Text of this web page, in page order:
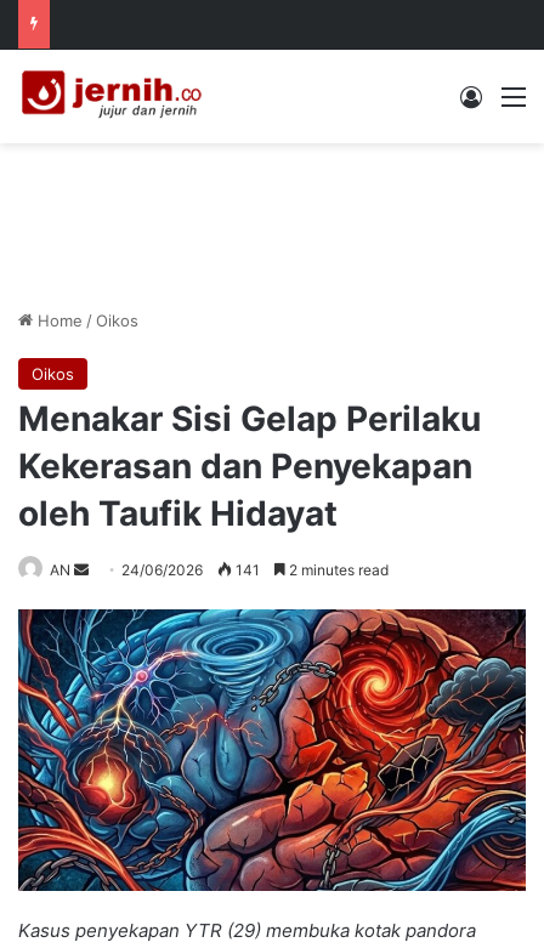
Log In
Home /Oikos
Oikos
Menakar Sisi Gelap Perilaku
Kekerasan dan Penyekapan
oleh Taufik Hidayat
AN
Send
email
24/06/2026 141 2 minutes read
Kasus penyekapan YTR (29) membuka kotak pandora